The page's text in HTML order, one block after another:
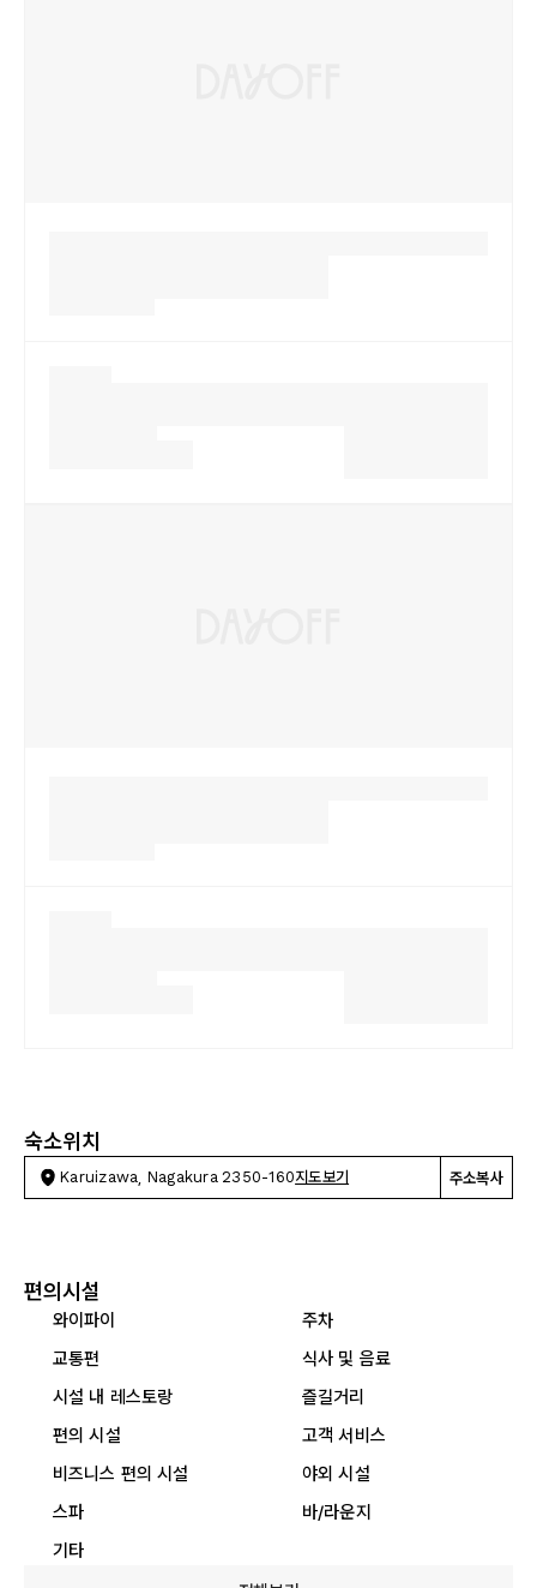
숙소위치
Karuizawa, Nagakura 2350-160지도보기 주소복사
편의시설
와이파이
주차
교통편
식사 및 음료
시설 내 레스토랑
즐길거리
편의 시설
고객 서비스
비즈니스 편의 시설
야외 시설
스파
바/라운지
기타